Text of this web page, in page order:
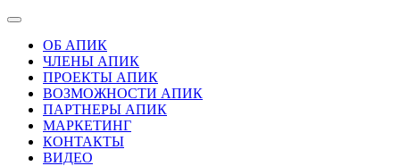
ОБ АПИК
ЧЛЕНЫ АПИК
ПРОЕКТЫ АПИК
ВОЗМОЖНОСТИ АПИК
ПАРТНЕРЫ АПИК
МАРКЕТИНГ
КОНТАКТЫ
ВИДЕО